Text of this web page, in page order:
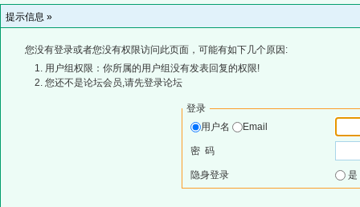
提示信息 »
您没有登录或者您没有权限访问此页面，可能有如下几个原因:
用户组权限：你所属的用户组没有发表回复的权限!
您还不是论坛会员,请先登录论坛
登录
用户名
Email
密 码
隐身登录